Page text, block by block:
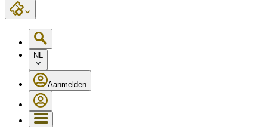
NL
Aanmelden